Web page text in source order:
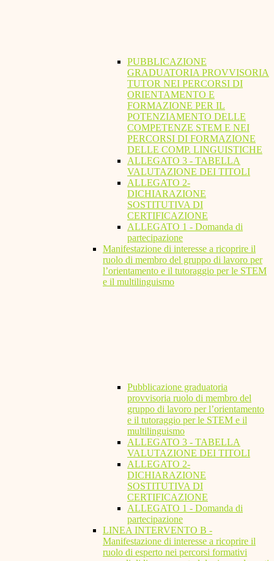
PUBBLICAZIONE
GRADUATORIA PROVVISORIA
TUTOR NEI PERCORSI DI
ORIENTAMENTO E
FORMAZIONE PER IL
POTENZIAMENTO DELLE
COMPETENZE STEM E NEI
PERCORSI DI FORMAZIONE
DELLE COMP. LINGUISTICHE
ALLEGATO 3 - TABELLA
VALUTAZIONE DEI TITOLI
ALLEGATO 2-
DICHIARAZIONE
SOSTITUTIVA DI
CERTIFICAZIONE
ALLEGATO 1 - Domanda di
partecipazione
Manifestazione di interesse a ricoprire il
ruolo di membro del gruppo di lavoro per
l’orientamento e il tutoraggio per le STEM
e il multilinguismo
Pubblicazione graduatoria
provvisoria ruolo di membro del
gruppo di lavoro per l’orientamento
e il tutoraggio per le STEM e il
multilinguismo
ALLEGATO 3 - TABELLA
VALUTAZIONE DEI TITOLI
ALLEGATO 2-
DICHIARAZIONE
SOSTITUTIVA DI
CERTIFICAZIONE
ALLEGATO 1 - Domanda di
partecipazione
LINEA INTERVENTO B -
Manifestazione di interesse a ricoprire il
ruolo di esperto nei percorsi formativi